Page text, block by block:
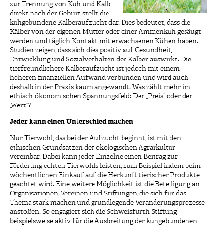
zur Trennung von Kuh und Kalb
direkt nach der Geburt stellt die
kuhgebundene Kälberaufzucht dar. Dies bedeutet, dass die
Kälber von der eigenen Mutter oder einer Ammenkuh gesäugt
werden und täglich Kontakt mit erwachsenen Kühen haben.
Studien zeigen, dass sich dies positiv auf Gesundheit,
Entwicklung und Sozialverhalten der Kälber auswirkt. Die
tierfreundlichere Kälberaufzucht ist jedoch mit einem
höheren finanziellen Aufwand verbunden und wird auch
deshalb in der Praxis kaum angewandt. Was zählt mehr im
ethisch-ökonomischen Spannungsfeld: Der „Preis“ oder der
„Wert“?
Jeder kann einen Unterschied machen
Nur Tierwohl, das bei der Aufzucht beginnt, ist mit den
ethischen Grundsätzen der ökologischen Agrarkultur
vereinbar. Dabei kann jeder Einzelne einen Beitrag zur
Förderung echten Tierwohls leisten, zum Beispiel indem beim
wöchentlichen Einkauf auf die Herkunft tierischer Produkte
geachtet wird. Eine weitere Möglichkeit ist die Beteiligung an
Organisationen, Vereinen und Stiftungen, die sich für das
Thema stark machen und grundlegende Veränderungsprozesse
anstoßen. So engagiert sich die Schweisfurth Stiftung
beispielsweise aktiv für die Ausbreitung der kuhgebundenen